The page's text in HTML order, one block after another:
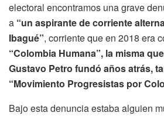
electoral encontramos una grave
a “un aspirante de corriente
Ibagué”, corriente que en 2018 era
“Colombia Humana”, la misma
Gustavo Petro fundó años atrás,
“Movimiento Progresistas por
Bajo esta denuncia estaba alguien